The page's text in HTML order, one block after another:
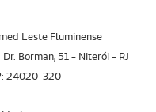
Leste Fluminense
Dr. Borman, 51 - Niterói - RJ
24020-320